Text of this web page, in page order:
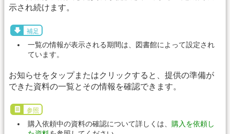
示され続けます。
補足
一覧の情報が表示される期間は、図書館によって設定され
ています。
お知らせをタップまたはクリックすると、提供の準備が
できた資料の一覧とその情報を確認できます。
参照
購入依頼中の資料の確認について詳しくは、 購入を依頼し